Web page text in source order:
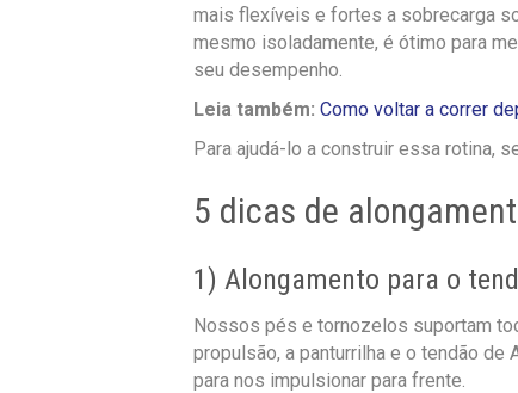
mais flexíveis e fortes a sobrecarga
mesmo isoladamente, é ótimo para
seu desempenho.
Leia também: Como voltar a correr
Para ajudá-lo a construir essa rotina,
5 dicas de
1) Alongamento para o
Nossos pés e tornozelos suportam
propulsão, a panturrilha e o tendão
para nos impulsionar para frente.